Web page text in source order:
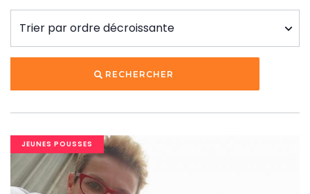
RECHERCHER
JEUNES POUSSES
Image
banner